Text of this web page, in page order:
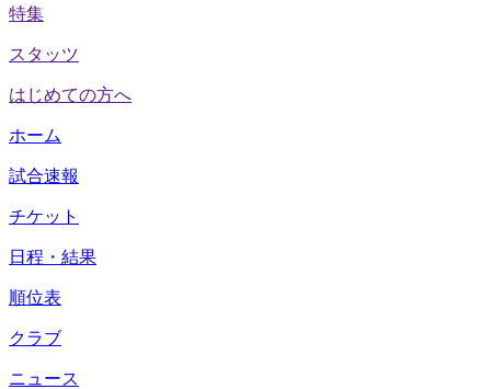
特集
スタッツ
はじめての方へ
ホーム
試合速報
チケット
日程・結果
順位表
クラブ
ニュース